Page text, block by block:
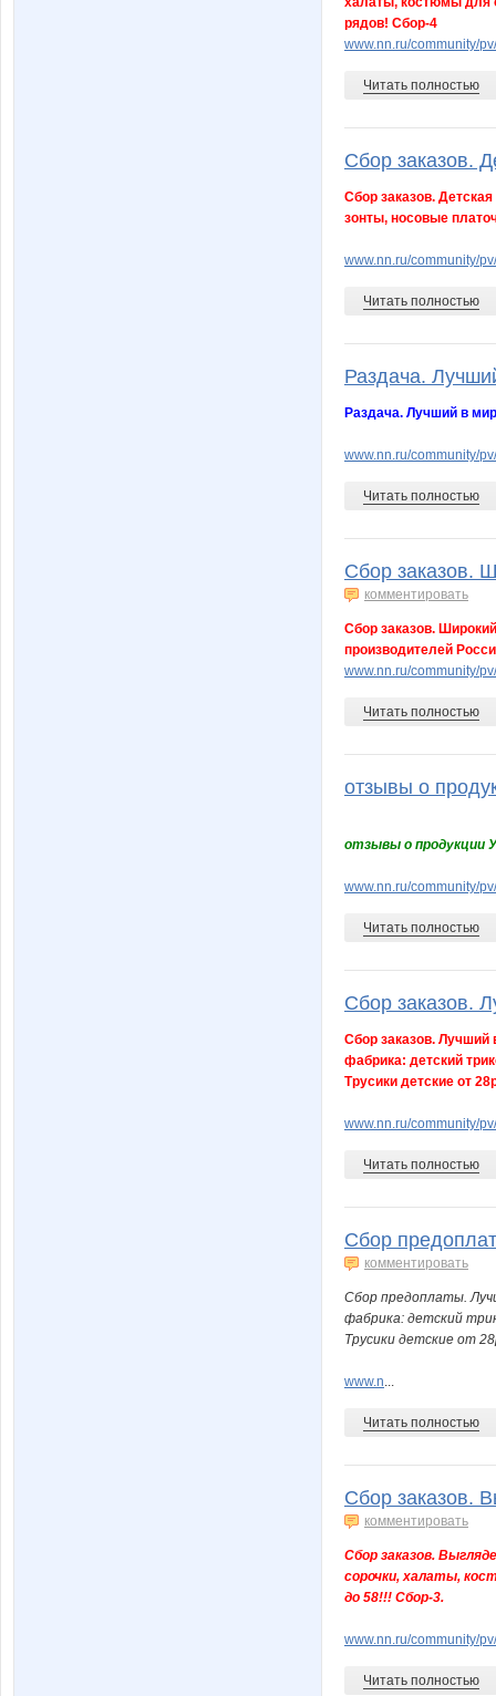
рядов! Сбор-4
www.nn.ru/community/
Читать полностью
Сбор заказов.
Сбор заказов.
зонты, носовые
www.nn.ru/community/
Читать полностью
Раздача.
Раздача. Лучший в
www.nn.ru/community/
Читать полностью
Сбор заказов.
комментировать
Сбор заказов.
производителей
www.nn.ru/community/
Читать полностью
отзывы о
отзывы о продукции
www.nn.ru/community/
Читать полностью
Сбор заказов.
Сбор заказов. Лучший
фабрика: детский
Трусики детские от
www.nn.ru/community/
Читать полностью
Сбор
комментировать
Сбор предоплаты.
фабрика: детский
Трусики детские от
www.n...
Читать полностью
Сбор заказов.
комментировать
Сбор заказов.
сорочки, халаты,
до 58!!! Сбор-3.
www.nn.ru/community/
Читать полностью